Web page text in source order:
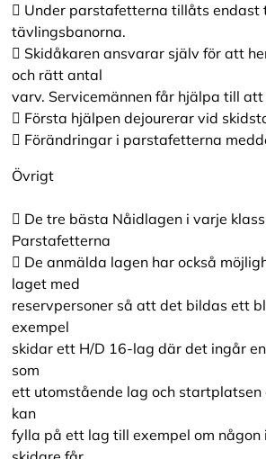
 Under parstafetterna tillåts endast
tävlingsbanorna.
 Skidåkaren ansvarar själv för att
och rätt antal
varv. Servicemännen får hjälpa till
 Första hjälpen dejourerar vid
 Förändringar i parstafetterna
Övrigt
 De tre bästa Nåidlagen i varje
Parstafetterna
 De anmälda lagen har också
laget med
reservpersoner så att det bildas ett
exempel
skidar ett H/D 16-lag där det ingår
som
ett utomstående lag och startplatsen
kan
fylla på ett lag till exempel om någon